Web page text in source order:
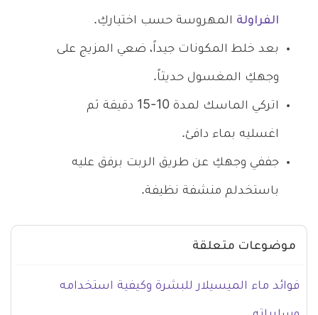
الفراولة المهروسة حسب اختياركِ.
بعد خلط المكونات جيداً، ضعي المزيج على
وجهكِ المغسول حديثاً.
اتركي الماسك لمدة 10-15 دقيقة ثم
اغسليه بماء دافئ.
جففي وجهكِ عن طريق الربت برفق عليه
باستخدلم منشفة نظيفة.
موضوعات متعلقة
فوائد ماء الميسيلار للبشرة وكيفية استخدامه